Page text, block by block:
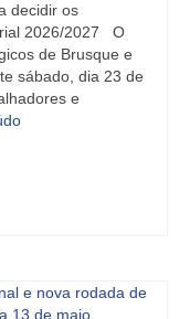
decidir os
2026/2027 O
de Brusque e
sábado, dia 23 de
e